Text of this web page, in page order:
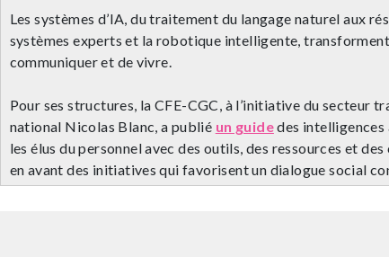
Les systèmes d’IA, du traitement du langage naturel aux
systèmes experts et la robotique intelligente,
communiquer et de vivre.
Pour ses structures, la CFE-CGC, à l’initiative du secteur
national Nicolas Blanc, a publié un guidedes intelligences
les élus du personnel avec des outils, des ressources et
en avant des initiatives qui favorisent un dialogue social